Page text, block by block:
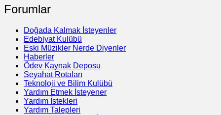
Forumlar
Doğada Kalmak İsteyenler
Edebiyat Kulübü
Eski Müzikler Nerde Diyenler
Haberler
Ödev Kaynak Deposu
Seyahat Rotaları
Teknoloji ve Bilim Kulübü
Yardım Etmek İsteyener
Yardım İstekleri
Yardım Talepleri